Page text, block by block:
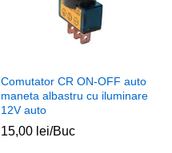
Comutator CR ON-OFF auto
maneta albastru cu iluminare
12V auto
15,00 lei/Buc